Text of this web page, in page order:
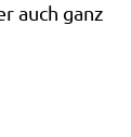
auch ganz